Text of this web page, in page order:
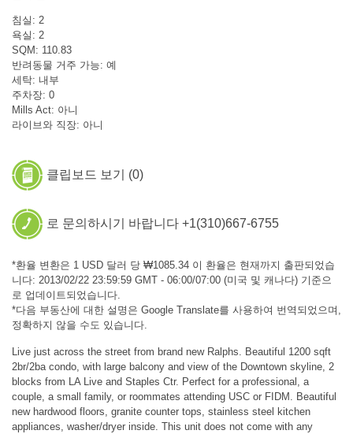
침실: 2
욕실: 2
SQM: 110.83
반려동물 거주 가능: 예
세탁: 내부
주차장: 0
Mills Act: 아니
라이브와 직장: 아니
클립보드 보기 (0)
로 문의하시기 바랍니다 +1(310)667-6755
*환율 변환은 1 USD 달러 당 ₩1085.34 이 환율은 현재까지 출판되었습
니다: 2013/02/22 23:59:59 GMT - 06:00/07:00 (미국 및 캐나다) 기준으
로 업데이트되었습니다.
*다음 부동산에 대한 설명은 Google Translate를 사용하여 번역되었으며,
정확하지 않을 수도 있습니다.
Live just across the street from brand new Ralphs. Beautiful 1200 sqft
2br/2ba condo, with large balcony and view of the Downtown skyline, 2
blocks from LA Live and Staples Ctr. Perfect for a professional, a
couple, a small family, or roommates attending USC or FIDM. Beautiful
new hardwood floors, granite counter tops, stainless steel kitchen
appliances, washer/dryer inside. This unit does not come with any